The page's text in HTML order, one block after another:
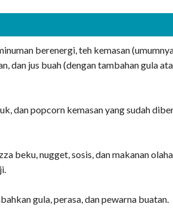
berenergi, teh kemasan
dan jus buah (dengan tambahan gula
dan popcorn kemasan yang sudah
beku, nugget, sosis, dan makanan
gula, perasa, dan pewarna buatan.